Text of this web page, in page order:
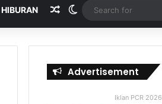
HIBURAN Random Article
Switch skin
Advertisement
Iklan PCR 2026